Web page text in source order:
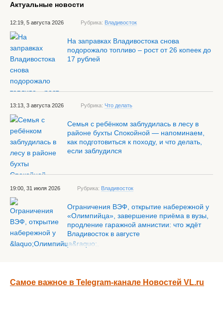
Актуальные новости
12:19, 5 августа 2026 Рубрика: Владивосток
На заправках Владивостока снова
подорожало топливо – рост от 26 копеек до
17 рублей
13:13, 3 августа 2026 Рубрика: Что делать
Семья с ребёнком заблудилась в лесу в
районе бухты Спокойной — напоминаем,
как подготовиться к походу, и что делать,
если заблудился
19:00, 31 июля 2026 Рубрика: Владивосток
Ограничения ВЭФ, открытие набережной у
«Олимпийца», завершение приёма в вузы,
продление гаражной амнистии: что ждёт
Владивосток в августе
Самое важное в Telegram-канале Новостей VL.ru